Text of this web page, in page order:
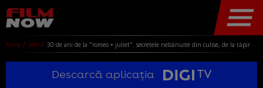
home stiri 30 de ani de la "romeo + juliet". secretele nebănuite din culise, de la răpire și tensiuni la o distribuție care ar fi schimbat totul
Descarcă aplicația